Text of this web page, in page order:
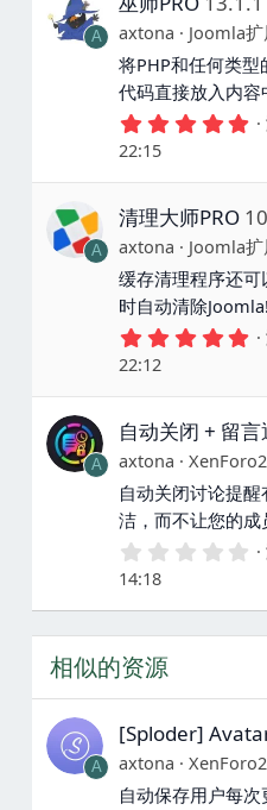
A axtona
Joomla扩
将PHP和任何类型
代码直接放入内容
5
0
22:15
A
清理大师PRO
axtona
Joomla扩
缓存清理程序还可
时自动清除Joomla!
5
0
22:12
A
自动关闭 + 留言
axtona
自动关闭讨论提
洁，而不让您的成
0
0
14:18
相似的资源
A
[Sploder]
axtona
自动保存用户每次